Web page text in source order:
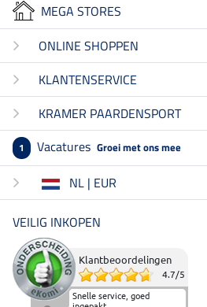
MEGA STORES
ONLINE SHOPPEN
KLANTENSERVICE
KRAMER PAARDENSPORT
1 Vacatures Groei met ons mee
NL | EUR
VEILIG INKOPEN
Klantbeoordelingen
4.7/5
Snelle service, goed